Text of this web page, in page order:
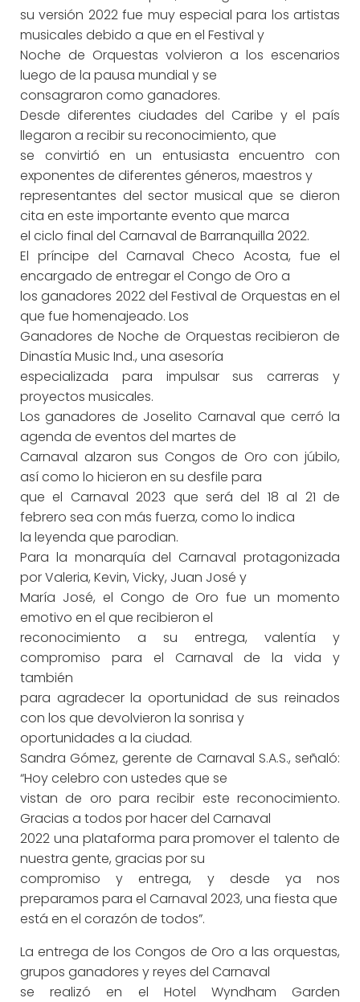
su versión 2022 fue muy especial para los artistas
musicales debido a que en el Festival y
Noche de Orquestas volvieron a los escenarios
luego de la pausa mundial y se
consagraron como ganadores.
Desde diferentes ciudades del Caribe y el país
llegaron a recibir su reconocimiento, que
se convirtió en un entusiasta encuentro con
exponentes de diferentes géneros, maestros y
representantes del sector musical que se dieron
cita en este importante evento que marca
el ciclo final del Carnaval de Barranquilla 2022.
El príncipe del Carnaval Checo Acosta, fue el
encargado de entregar el Congo de Oro a
los ganadores 2022 del Festival de Orquestas en el
que fue homenajeado. Los
Ganadores de Noche de Orquestas recibieron de
Dinastía Music Ind., una asesoría
especializada para impulsar sus carreras y
proyectos musicales.
Los ganadores de Joselito Carnaval que cerró la
agenda de eventos del martes de
Carnaval alzaron sus Congos de Oro con júbilo,
así como lo hicieron en su desfile para
que el Carnaval 2023 que será del 18 al 21 de
febrero sea con más fuerza, como lo indica
la leyenda que parodian.
Para la monarquía del Carnaval protagonizada
por Valeria, Kevin, Vicky, Juan José y
María José, el Congo de Oro fue un momento
emotivo en el que recibieron el
reconocimiento a su entrega, valentía y
compromiso para el Carnaval de la vida y
también
para agradecer la oportunidad de sus reinados
con los que devolvieron la sonrisa y
oportunidades a la ciudad.
Sandra Gómez, gerente de Carnaval S.A.S., señaló:
“Hoy celebro con ustedes que se
vistan de oro para recibir este reconocimiento.
Gracias a todos por hacer del Carnaval
2022 una plataforma para promover el talento de
nuestra gente, gracias por su
compromiso y entrega, y desde ya nos
preparamos para el Carnaval 2023, una fiesta que
está en el corazón de todos”.
La entrega de los Congos de Oro a las orquestas,
grupos ganadores y reyes del Carnaval
se realizó en el Hotel Wyndham Garden